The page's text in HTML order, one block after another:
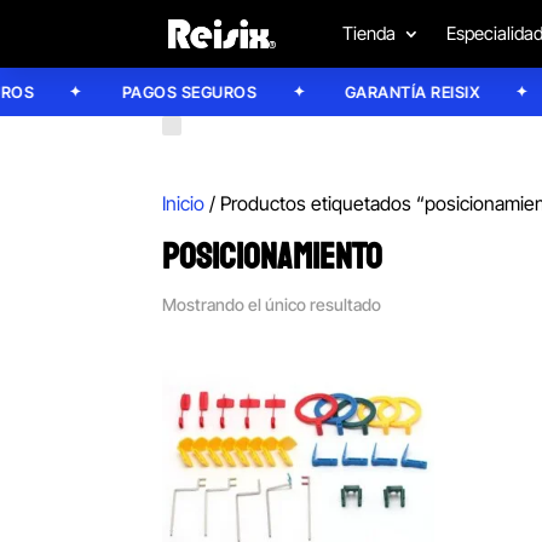
Tienda
PAGOS SEGUROS GARANTÍA REISIX
Inicio / Productos etiquetados
POSICIONAMIENTO
Mostrando el único resultado